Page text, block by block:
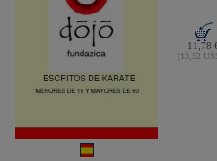
11,78
(13,52